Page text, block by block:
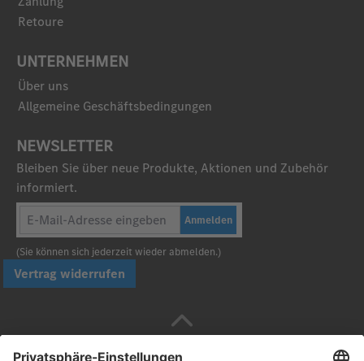
Retoure
UNTERNEHMEN
Über uns
Allgemeine Geschäftsbedingungen
NEWSLETTER
Bleiben Sie über neue Produkte, Aktionen und Zubehör
informiert.
Anmelden
(Sie können sich jederzeit wieder abmelden.)
Vertrag widerrufen